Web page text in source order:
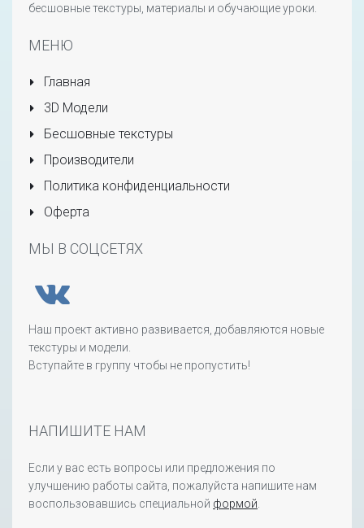
бесшовные текстуры, материалы и обучающие уроки.
МЕНЮ
Главная
3D Модели
Бесшовные текстуры
Производители
Политика конфиденциальности
Оферта
МЫ В СОЦСЕТЯХ
Наш проект активно развивается, добавляются новые
текстуры и модели.
Вступайте в группу чтобы не пропустить!
НАПИШИТЕ НАМ
Если у вас есть вопросы или предложения по
улучшению работы сайта, пожалуйста напишите нам
воспользовавшись специальной формой.